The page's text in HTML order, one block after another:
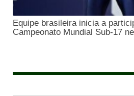
Equipe brasileira inicia a
Campeonato Mundial Sub-17